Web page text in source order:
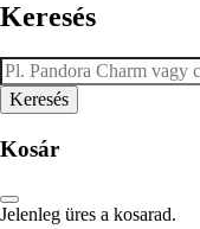
Keresés
Kosár
Jelenleg üres a kosarad.